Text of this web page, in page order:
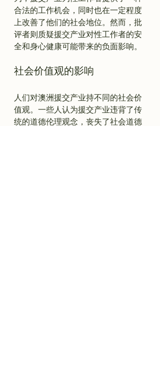
合法的工作机会，同时也在一定程度
上改善了他们的社会地位。然而，批
评者则质疑援交产业对性工作者的安
社会价值观的影响
人们对澳洲援交产业持不同的社会价
值观。一些人认为援交产业违背了传
统的道德伦理观念，丧失了社会道德